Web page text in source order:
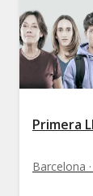
Primera
Barcelona